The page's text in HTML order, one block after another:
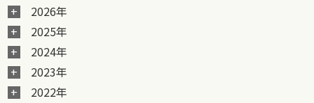
2026年
2025年
2024年
2023年
2022年